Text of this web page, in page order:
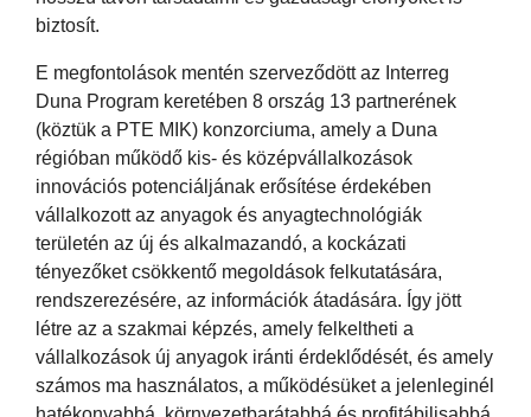
biztosít.
E megfontolások mentén szerveződött az Interreg
Duna Program keretében 8 ország 13 partnerének
(köztük a PTE MIK) konzorciuma, amely a Duna
régióban működő kis- és középvállalkozások
innovációs potenciáljának erősítése érdekében
vállalkozott az anyagok és anyagtechnológiák
területén az új és alkalmazandó, a kockázati
tényezőket csökkentő megoldások felkutatására,
rendszerezésére, az információk átadására. Így jött
létre az a szakmai képzés, amely felkeltheti a
vállalkozások új anyagok iránti érdeklődését, és amely
számos ma használatos, a működésüket a jelenleginél